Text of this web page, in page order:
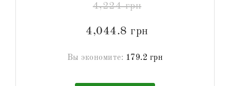
4,224 грн
4,044.8 грн
Вы экономите: 179.2 грн